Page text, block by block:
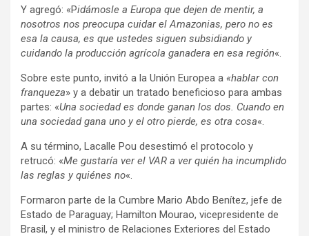
Y agregó: «Pidámosle a Europa que dejen de mentir, a
nosotros nos preocupa cuidar el Amazonias, pero no es
esa la causa, es que ustedes siguen subsidiando y
cuidando la producción agrícola ganadera en esa región«.
Sobre este punto, invitó a la Unión Europea a «hablar con
franqueza» y a debatir un tratado beneficioso para ambas
partes: «Una sociedad es donde ganan los dos. Cuando en
una sociedad gana uno y el otro pierde, es otra cosa«.
A su término, Lacalle Pou desestimó el protocolo y
retrucó: «Me gustaría ver el VAR a ver quién ha incumplido
las reglas y quiénes no«.
Formaron parte de la Cumbre Mario Abdo Benítez, jefe de
Estado de Paraguay; Hamilton Mourao, vicepresidente de
Brasil, y el ministro de Relaciones Exteriores del Estado